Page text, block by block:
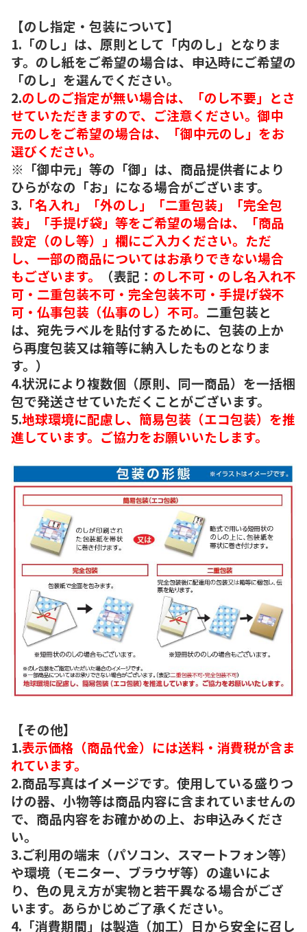
【のし指定・包装について】
1.「のし」は、原則として「内のし」となりま
す。のし紙をご希望の場合は、申込時にご希望の
「のし」を選んでください。
2.のしのご指定が無い場合は、「のし不要」とさ
せていただきますので、ご注意ください。御中
元のしをご希望の場合は、「御中元のし」をお
選びください。
※「御中元」等の「御」は、商品提供者により
ひらがなの「お」になる場合がございます。
3. 「名入れ」「外のし」「二重包装」「完全包
装」「手提げ袋」等をご希望の場合は、「商品
設定（のし等）」欄にご入力ください。ただ
し、一部の商品についてはお承りできない場合
もございます。
（表記： のし不可・のし名入れ不
可・二重包装不可・完全包装不可・手提げ袋不
可・仏事包装（仏事のし）不可。 二重包装と
は、宛先ラベルを貼付するために、包装の上か
ら再度包装又は箱等に納入したものとなりま
す。）
4.状況により複数個（原則、同一商品）を一括梱
包で発送させていただくことがございます。
5.地球環境に配慮し、簡易包装（エコ包装）を推
進しています。ご協力をお願いいたします。
【その他】
1.表示価格（商品代金）には送料・消費税が含ま
れています。
2.商品写真はイメージです。使用している盛りつ
けの器、小物等は商品内容に含まれていませんの
で、商品内容をお確かめの上、お申込みくださ
い。
3.ご利用の端末（パソコン、スマートフォン等）
や環境（モニター、ブラウザ等）の違いによ
り、色の見え方が実物と若干異なる場合がござ
います。あらかじめご了承ください。
4.「消費期間」は製造（加工）日から安全に召し